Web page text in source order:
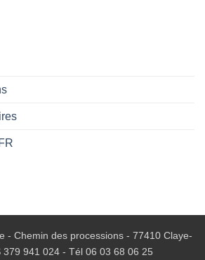
- Chemin des processions - 77410 Claye-
379 941 024 - Tél 06 03 68 06 25